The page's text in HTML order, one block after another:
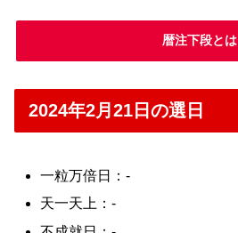
暦注下段とは
2024年2月21日の選日
一粒万倍日：-
天一天上：-